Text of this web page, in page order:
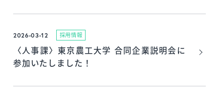
2026-03-12 採用情報
〈人事課〉東京農工大学 合同企業説明会に
参加いたしました！